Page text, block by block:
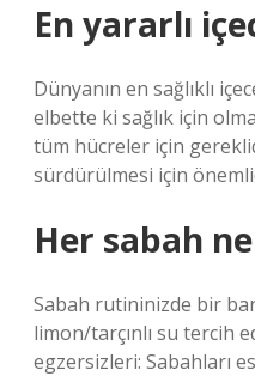
En yararlı
Dünyanın en sağlıklı
elbette ki sağlık için
tüm hücreler için
sürdürülmesi için
Her sabah
Sabah rutininizde bir
limon/tarçınlı su tercih
egzersizleri: Sabahları